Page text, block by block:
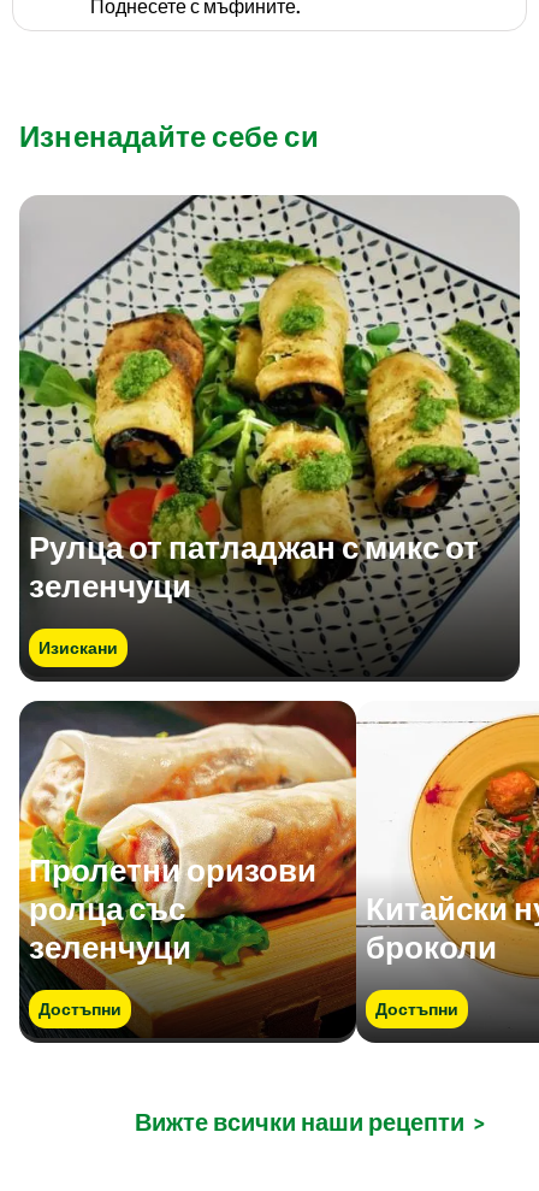
Поднесете с мъфините.
Изненадайте себе си
Рулца от патладжан с микс от
зеленчуци
Изискани
Пролетни оризови
ролца със
зеленчуци
Достъпни
Китайски
броколи
Достъпни
Вижте всички наши рецепти >